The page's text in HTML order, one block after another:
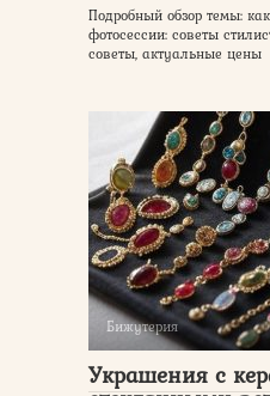
Подробный обзор темы:
фотосессии: советы
советы, актуальные цены
Бижутерия
Украшения с